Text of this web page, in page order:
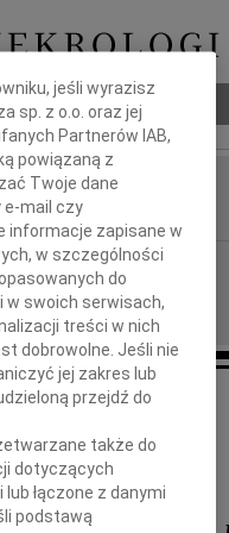
Pierścionek
żegnaj na zawsze,
to niedługo...Ela
śmierci Profesora SGH
jeśli wyrazisz
sp. z o.o. oraz jej
Partnerów IAB,
powiązaną z
Twoje dane
e-mail czy
informacje zapisane w
w szczególności
do
swoich serwisach,
treści w nich
dobrowolne. Jeśli nie
jej zakres lub
przejdź do
także do
dotyczących
łączone z danymi
podstawą